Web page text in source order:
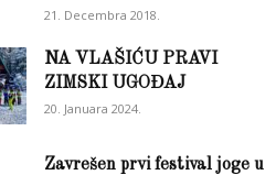
21. Decembra 2018.
NA VLAŠIĆU PRAVI
ZIMSKI UGOĐAJ
20. Januara 2024.
Zavrešen prvi festival joge u